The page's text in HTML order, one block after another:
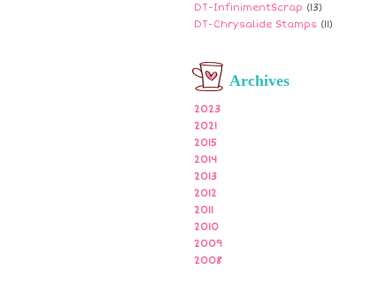
DT-InfinimentScrap (13)
DT-Chrysalide Stamps (11)
Archives
2023
2021
2015
2014
2013
2012
2011
2010
2009
2008